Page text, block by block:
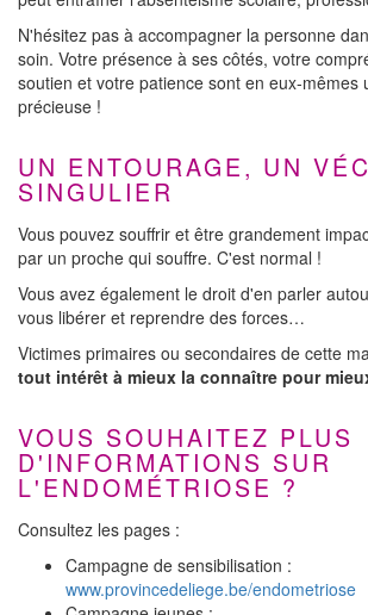
N'hésitez pas à accompagner la personne
soin. Votre présence à ses côtés, votre
soutien et votre patience sont en eux-mêmes
précieuse !
UN ENTOURAGE, UN
SINGULIER
Vous pouvez souffrir et être grandement
par un proche qui souffre. C'est normal !
Vous avez également le droit d'en parler
vous libérer et reprendre des forces…
Victimes primaires ou secondaires de cette
tout intérêt à mieux la connaître pour
VOUS SOUHAITEZ PLUS
D'INFORMATIONS SUR
L'ENDOMÉTRIOSE ?
Consultez les pages :
Campagne de sensibilisation :
www.provincedeliege.be/endometriose